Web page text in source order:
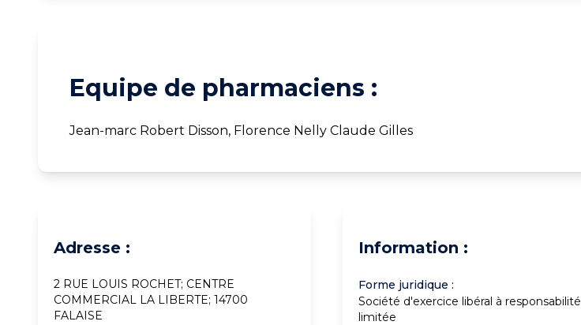
Equipe de pharmaciens :
Jean-marc Robert Disson, Florence Nelly Claude Gilles
Adresse :
2 RUE LOUIS ROCHET; CENTRE
COMMERCIAL LA LIBERTE; 14700
FALAISE
Information :
Forme juridique :
Société d'exercice libéral à responsabilité
limitée